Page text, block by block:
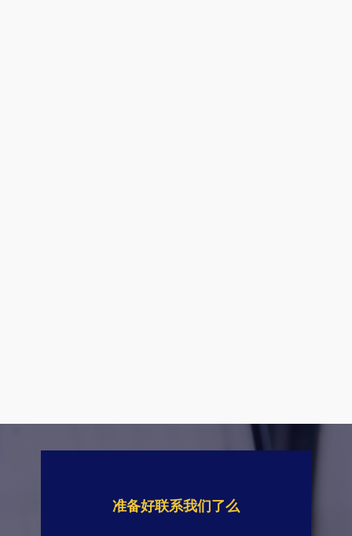
准备好联系我们了么